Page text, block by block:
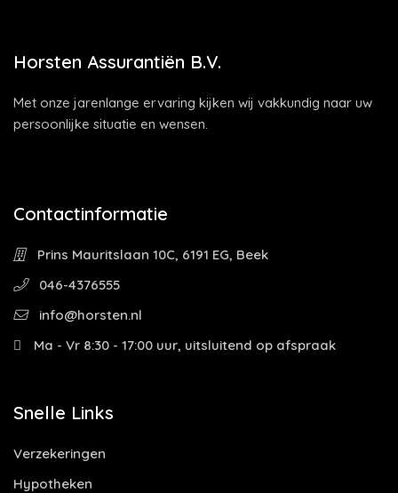
Horsten Assurantiën B.V.
Met onze jarenlange ervaring kijken wij vakkundig naar uw
persoonlijke situatie en wensen.
Contactinformatie
Prins Mauritslaan 10C, 6191 EG, Beek
046-4376555
info@horsten.nl
Ma - Vr 8:30 - 17:00 uur, uitsluitend op afspraak
Snelle Links
Verzekeringen
Hypotheken